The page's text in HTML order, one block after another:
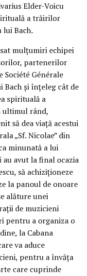
Elder-Voicu
a trăirilor
lui Bach.
mulțumiri echipei
partenerilor
Société Générale
Bach și înțeleg cât de
spirituală a
ultimul rând,
să dea viață acestui
„Sf. Nicolae” din
minunată a lui
au avut la final ocazia
să achiziționeze
la panoul de onoare
alăture unei
de muzicieni
pentru a organiza o
la Cabana
va aduce
pentru a învăța
care cuprinde